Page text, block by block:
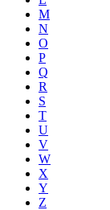
M
N
O
P
Q
R
S
T
U
V
W
X
Y
Z